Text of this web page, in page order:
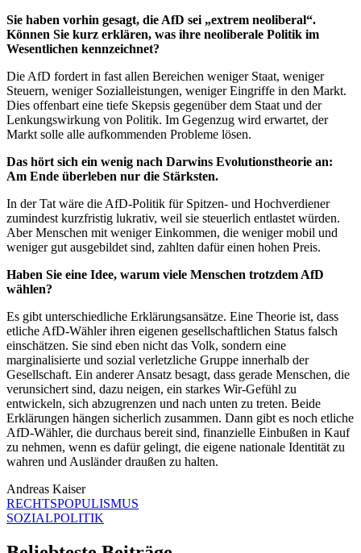
Sie haben vorhin gesagt, die AfD sei „extrem neoliberal“.
Können Sie kurz erklären, was ihre neoliberale Politik im
Wesentlichen kennzeichnet?
Die AfD fordert in fast allen Bereichen weniger Staat, weniger
Steuern, weniger Sozialleistungen, weniger Eingriffe in den Markt.
Dies offenbart eine tiefe Skepsis gegenüber dem Staat und der
Lenkungswirkung von Politik. Im Gegenzug wird erwartet, der
Markt solle alle aufkommenden Probleme lösen.
Das hört sich ein wenig nach Darwins Evolutionstheorie an:
Am Ende überleben nur die Stärksten.
In der Tat wäre die AfD-Politik für Spitzen- und Hochverdiener
zumindest kurzfristig lukrativ, weil sie steuerlich entlastet würden.
Aber Menschen mit weniger Einkommen, die weniger mobil und
weniger gut ausgebildet sind, zahlten dafür einen hohen Preis.
Haben Sie eine Idee, warum viele Menschen trotzdem AfD
wählen?
Es gibt unterschiedliche Erklärungsansätze. Eine Theorie ist, dass
etliche AfD-Wähler ihren eigenen gesellschaftlichen Status falsch
einschätzen. Sie sind eben nicht das Volk, sondern eine
marginalisierte und sozial verletzliche Gruppe innerhalb der
Gesellschaft. Ein anderer Ansatz besagt, dass gerade Menschen, die
verunsichert sind, dazu neigen, ein starkes Wir-Gefühl zu
entwickeln, sich abzugrenzen und nach unten zu treten. Beide
Erklärungen hängen sicherlich zusammen. Dann gibt es noch etliche
AfD-Wähler, die durchaus bereit sind, finanzielle Einbußen in Kauf
zu nehmen, wenn es dafür gelingt, die eigene nationale Identität zu
wahren und Ausländer draußen zu halten.
Andreas Kaiser
RECHTSPOPULISMUS
SOZIALPOLITIK